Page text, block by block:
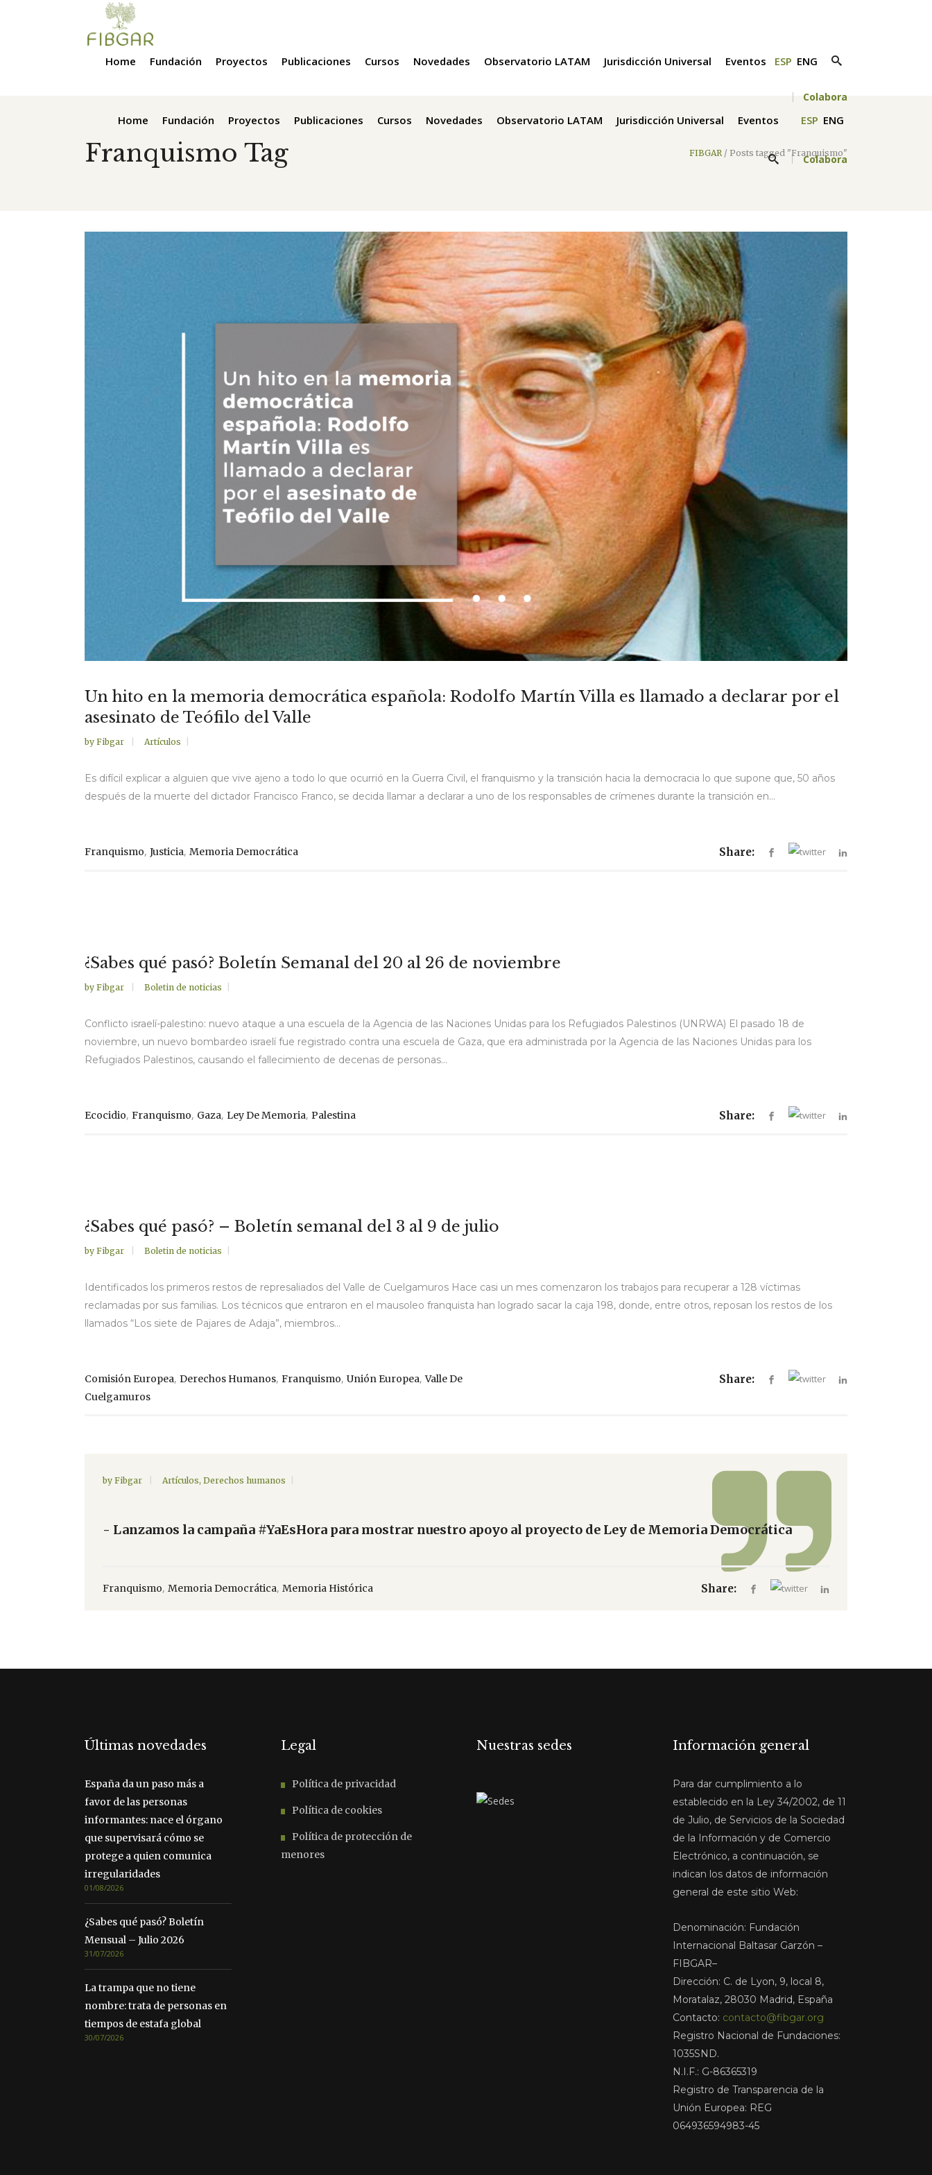
Home Fundación Proyectos Publicaciones Cursos Novedades Observatorio LATAM Jurisdicción Universal Eventos ESP ENG
Colabora
Home Fundación Proyectos Publicaciones Cursos Novedades Observatorio LATAM Jurisdicción Universal Eventos ESP ENG
Colabora
Franquismo Tag FIBGAR / Posts tagged "Franquismo"
Un hito en la memoria democrática española: Rodolfo Martín Villa es llamado a declarar por el
asesinato de Teófilo del Valle
by Fibgar Artículos
Es difícil explicar a alguien que vive ajeno a todo lo que ocurrió en la Guerra Civil, el franquismo y la transición hacia la democracia lo que supone que, 50 años
después de la muerte del dictador Francisco Franco, se decida llamar a declarar a uno de los responsables de crímenes durante la transición en...
Franquismo, Justicia, Memoria Democrática Share:
¿Sabes qué pasó? Boletín Semanal del 20 al 26 de noviembre
by Fibgar Boletin de noticias
Conflicto israelí-palestino: nuevo ataque a una escuela de la Agencia de las Naciones Unidas para los Refugiados Palestinos (UNRWA) El pasado 18 de
noviembre, un nuevo bombardeo israelí fue registrado contra una escuela de Gaza, que era administrada por la Agencia de las Naciones Unidas para los
Refugiados Palestinos, causando el fallecimiento de decenas de personas...
Ecocidio, Franquismo, Gaza, Ley De Memoria, Palestina Share:
¿Sabes qué pasó? – Boletín semanal del 3 al 9 de julio
by Fibgar Boletin de noticias
Identificados los primeros restos de represaliados del Valle de Cuelgamuros Hace casi un mes comenzaron los trabajos para recuperar a 128 víctimas
reclamadas por sus familias. Los técnicos que entraron en el mausoleo franquista han logrado sacar la caja 198, donde, entre otros, reposan los restos de los
llamados “Los siete de Pajares de Adaja”, miembros...
Comisión Europea, Derechos Humanos, Franquismo, Unión Europea,Valle De
Cuelgamuros
Share:
by Fibgar Artículos, Derechos humanos
- Lanzamos la campaña #YaEsHora para mostrar nuestro apoyo al proyecto de Ley de Memoria Democrática
Franquismo, Memoria Democrática, Memoria Histórica Share:
Últimas novedades
España da un paso más a
favor de las personas
informantes: nace el órgano
que supervisará cómo se
protege a quien comunica
irregularidades
01/08/2026
¿Sabes qué pasó? Boletín
Mensual – Julio 2026
31/07/2026
La trampa que no tiene
nombre: trata de personas en
tiempos de estafa global
30/07/2026
Legal
Política de privacidad
Política de cookies
Política de protección de
menores
Nuestras sedes Información general
Para dar cumplimiento a lo
establecido en la Ley 34/2002, de 11
de Julio, de Servicios de la Sociedad
de la Información y de Comercio
Electrónico, a continuación, se
indican los datos de información
general de este sitio Web:
Denominación: Fundación
Internacional Baltasar Garzón –
FIBGAR–
Dirección: C. de Lyon, 9, local 8,
Moratalaz, 28030 Madrid, España
Contacto: contacto@fibgar.org
Registro Nacional de Fundaciones:
1035SND.
N.I.F.: G-86365319
Registro de Transparencia de la
Unión Europea: REG
064936594983-45